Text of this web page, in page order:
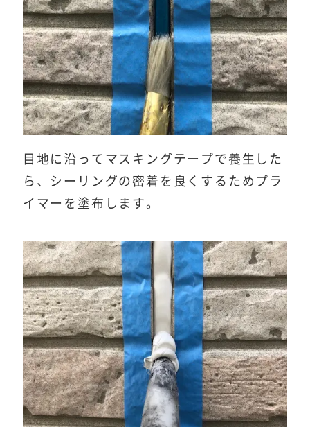
目地に沿ってマスキングテープで養生した
ら、シーリングの密着を良くするためプラ
イマーを塗布します。